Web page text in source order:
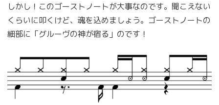
しかし！このゴーストノートが大事なのです。聞こえない
くらいに叩くけど、魂を込めましょう。ゴーストノートの
細部に「グルーヴの神が宿る」のです！